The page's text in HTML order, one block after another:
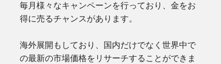
毎月様々なキャンペーンを行っており、金をお
得に売るチャンスがあります。
海外展開もしており、国内だけでなく世界中で
の最新の市場価格をリサーチすることができま